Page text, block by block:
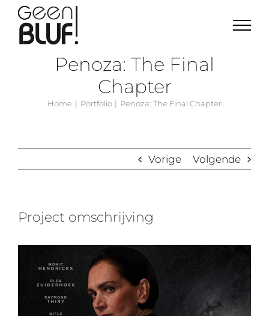
naar
inhoud
Penoza: The Final
Chapter
Home Portfolio Penoza: The Final Chapter
Vorige Volgende
Project omschrijving